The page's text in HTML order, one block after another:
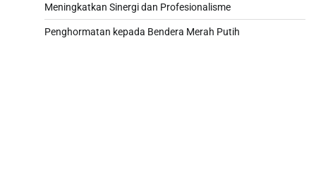
Meningkatkan Sinergi dan Profesionalisme
Penghormatan kepada Bendera Merah Putih